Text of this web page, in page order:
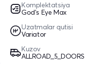
Komplektatsiya
God's Eye Max
Uzatmalar qutisi
Variator
Kuzov
ALLROAD_5_DOORS